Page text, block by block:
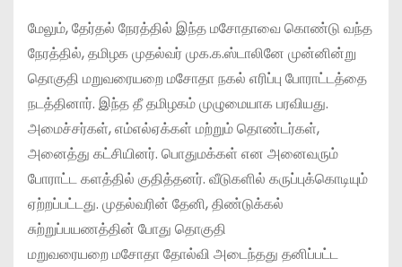
மேலும், தேர்தல் நேரத்தில் இந்த மசோதாவை கொண்டு வந்த
நேரத்தில், தமிழக முதல்வர் முக.க.ஸ்டாலினே முன்னின்று
தொகுதி மறுவரையறை மசோதா நகல் எரிப்பு போராட்டத்தை
நடத்தினார். இந்த தீ தமிழகம் முழுமையாக பரவியது.
அமைச்சர்கள், எம்எல்ஏக்கள் மற்றும் தொண்டர்கள்,
அனைத்து கட்சியினர். பொதுமக்கள் என அனைவரும்
போராட்ட களத்தில் குதித்தனர். வீடுகளில் கருப்புக்கொடியும்
ஏற்றப்பட்டது. முதல்வரின் தேனி, திண்டுக்கல்
சுற்றுப்பயணத்தின் போது தொகுதி
மறுவரையறை மசோதா தோல்வி அடைந்தது தனிப்பட்ட